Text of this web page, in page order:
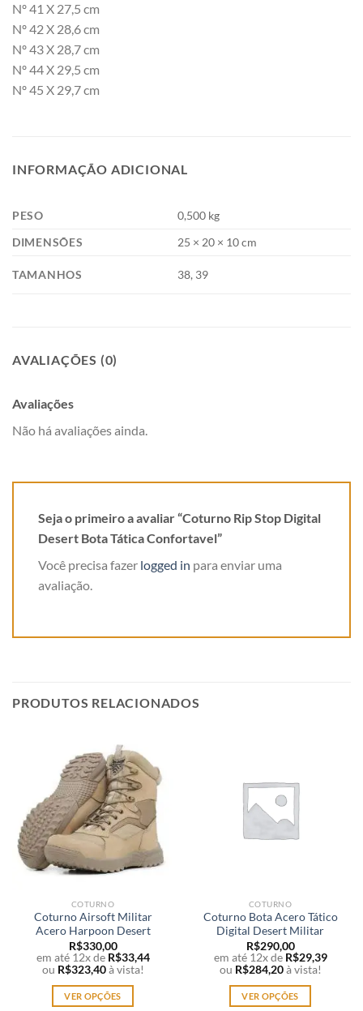
Nº 41 X 27,5 cm
Nº 42 X 28,6 cm
Nº 43 X 28,7 cm
Nº 44 X 29,5 cm
Nº 45 X 29,7 cm
INFORMAÇÃO ADICIONAL
PESO
0,500 kg
DIMENSÕES
25 × 20 × 10 cm
TAMANHOS 38, 39
AVALIAÇÕES (0)
Avaliações
Não há avaliações ainda.
Seja o primeiro a avaliar “Coturno Rip Stop Digital
Desert Bota Tática Confortavel”
Você precisa fazer logged in para enviar uma
avaliação.
PRODUTOS RELACIONADOS
COTURNO
Coturno Airsoft Militar
Acero Harpoon Desert
R$330,00
em até 12x de R$33,44
ou R$323,40 à vista!
VER OPÇÕES
COTURNO
Coturno Bota Acero Tático
Digital Desert Militar
R$290,00
em até 12x de R$29,39
ou R$284,20 à vista!
VER OPÇÕES